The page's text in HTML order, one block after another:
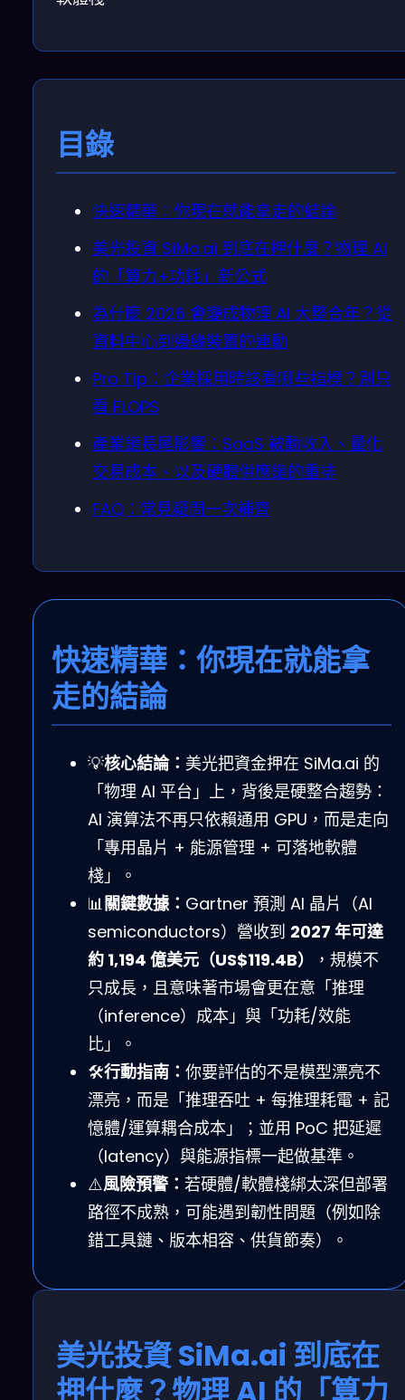
目錄
快速精華：你現在就能拿走的結論
美光投資 SiMa.ai 到底在押什麼？物理 AI
的「算力+功耗」新公式
為什麼 2026 會變成物理 AI 大整合年？從
資料中心到邊緣裝置的連動
Pro Tip：企業採用時該看哪些指標？別只
看 FLOPS
產業鏈長尾影響：SaaS 被動收入、量化
交易成本、以及硬體供應鏈的重排
FAQ：常見疑問一次補齊
快速精華：你現在就能拿
走的結論
💡核心結論： 美光把資金押在 SiMa.ai 的
「物理 AI 平台」上，背後是硬整合趨勢：
AI 演算法不再只依賴通用 GPU，而是走向
「專用晶片 + 能源管理 + 可落地軟體
棧」。
📊關鍵數據： Gartner 預測 AI 晶片（AI
semiconductors）營收到 2027 年可達
約 1,194 億美元（US$119.4B）
，規模不
只成長，且意味著市場會更在意「推理
（inference）成本」與「功耗/效能
比」。
🛠️行動指南： 你要評估的不是模型漂亮不
漂亮，而是「推理吞吐 + 每推理耗電 + 記
憶體/運算耦合成本」；並用 PoC 把延遲
（latency）與能源指標一起做基準。
⚠️風險預警： 若硬體/軟體棧綁太深但部署
路徑不成熟，可能遇到韌性問題（例如除
錯工具鏈、版本相容、供貨節奏）。
美光投資 SiMa.ai 到底在
押什麼？物理 AI 的「算力